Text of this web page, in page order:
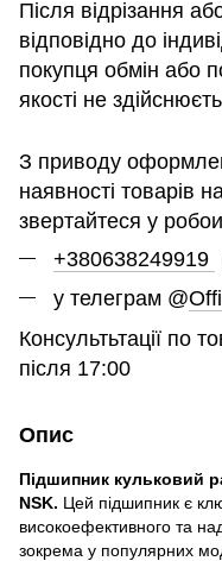
Після відрізання
відповідно до
покупця обмін або
якості не
З приводу
наявності товарів
звертайтеся у
+380638249919
у телеграм @
Консультьтації по
після 17:00
Опис
Підшипник кульковий
NSK. Цей підшипник є
високоефективного та
зокрема у популярних